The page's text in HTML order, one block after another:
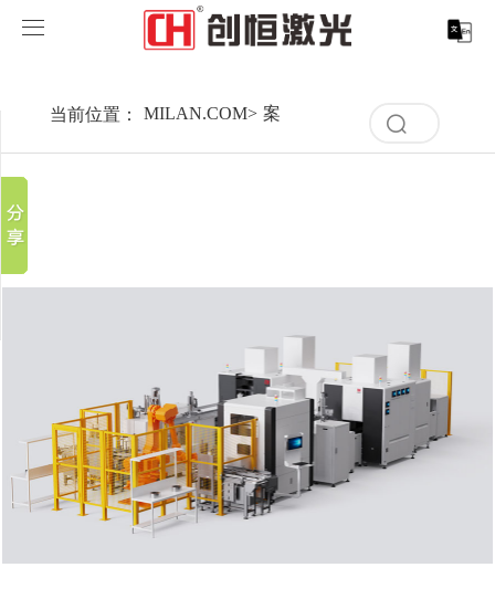
MILAN.COM
CO2激光打标机
在线飞行激光打标机
CX-3D系列激光打标机
EM-Smart 系列
管材激光切割机
创恒激光CX-CE-1500手持焊接机_激光焊接机
创恒激光机械手臂激光焊接机
电机定转子铁芯单工位激光焊接机
创恒激光双头双工位铁芯激光焊接机
新能源电机定子铁芯激光焊接产线
新能源电机转子铁芯自动检测压铆产线
激光清洗系列
创恒激光清洗机
激光加工服务
电机定转子铁芯快速打样加工服务
轨道交通行业激光智能加工解决方案
水泵风机行业
眼镜行业
水暖洁具行业
科技创恒
加入创恒
MILAN.COM
展会活动
行业动态
MILAN.COM-米兰（中国）
底部导航
当前位置： MILAN.COM> 案例展示 行业解决方案
记
录
空
分享到
QQ好友